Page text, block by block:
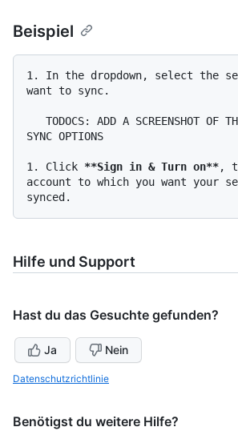
Beispiel
1.
In the dropdown, select the
want to sync.
SYNC OPTIONS
1. Click **Sign in & Turn on**,
account to which you want your
Hilfe und Support
Hast du das Gesuchte gefunden?
Ja Nein
Datenschutzrichtlinie
Benötigst du weitere Hilfe?